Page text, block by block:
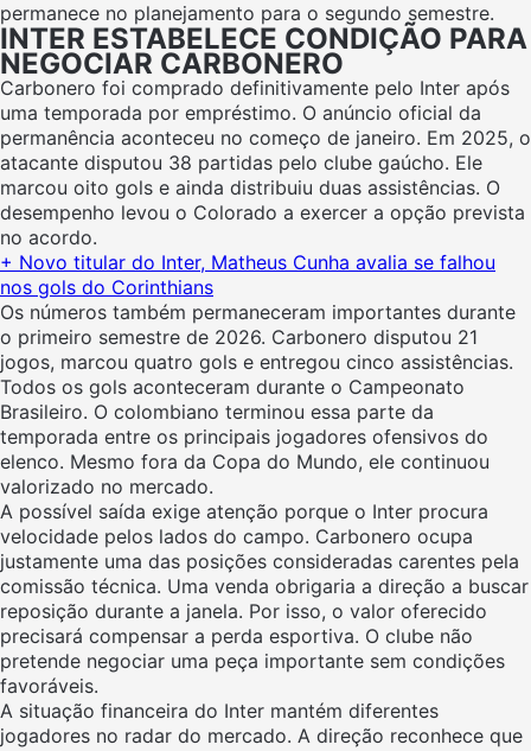
permanece no planejamento para o segundo semestre.
INTER ESTABELECE CONDIÇÃO PARA
NEGOCIAR CARBONERO
Carbonero foi comprado definitivamente pelo Inter após
uma temporada por empréstimo. O anúncio oficial da
permanência aconteceu no começo de janeiro. Em 2025, o
atacante disputou 38 partidas pelo clube gaúcho. Ele
marcou oito gols e ainda distribuiu duas assistências. O
desempenho levou o Colorado a exercer a opção prevista
no acordo.
+ Novo titular do Inter, Matheus Cunha avalia se falhou
nos gols do Corinthians
Os números também permaneceram importantes durante
o primeiro semestre de 2026. Carbonero disputou 21
jogos, marcou quatro gols e entregou cinco assistências.
Todos os gols aconteceram durante o Campeonato
Brasileiro. O colombiano terminou essa parte da
temporada entre os principais jogadores ofensivos do
elenco. Mesmo fora da Copa do Mundo, ele continuou
valorizado no mercado.
A possível saída exige atenção porque o Inter procura
velocidade pelos lados do campo. Carbonero ocupa
justamente uma das posições consideradas carentes pela
comissão técnica. Uma venda obrigaria a direção a buscar
reposição durante a janela. Por isso, o valor oferecido
precisará compensar a perda esportiva. O clube não
pretende negociar uma peça importante sem condições
favoráveis.
A situação financeira do Inter mantém diferentes
jogadores no radar do mercado. A direção reconhece que